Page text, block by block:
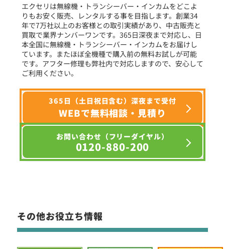
選択条件をリセット
エクセリは無線機・トランシーバー・インカムをどこよ
りもお安く販売、レンタルする事を目指します。創業34
年で7万社以上のお客様との取引実績があり、中古販売と
買取で業界ナンバーワンです。365日深夜まで対応し、日
本全国に無線機・トランシーバー・インカムをお届けし
ています。またほぼ全機種で購入前の無料お試しが可能
です。アフター修理も弊社内で対応しますので、安心して
ご利用ください。
365日（土日祝日含む）深夜まで受付
WEBで無料相談・見積り
お問い合わせ（フリーダイヤル）
0120-880-200
その他お役立ち情報